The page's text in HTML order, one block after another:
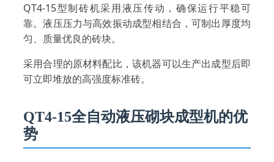
QT4-15型制砖机采用液压传动，确保运行平稳可
靠。液压压力与高效振动成型相结合，可制出厚度均
匀、质量优良的砖块。
采用合理的原材料配比，该机器可以生产出成型后即
可立即堆放的高强度标准砖。
QT4-15全自动液压砌块成型机的优
势